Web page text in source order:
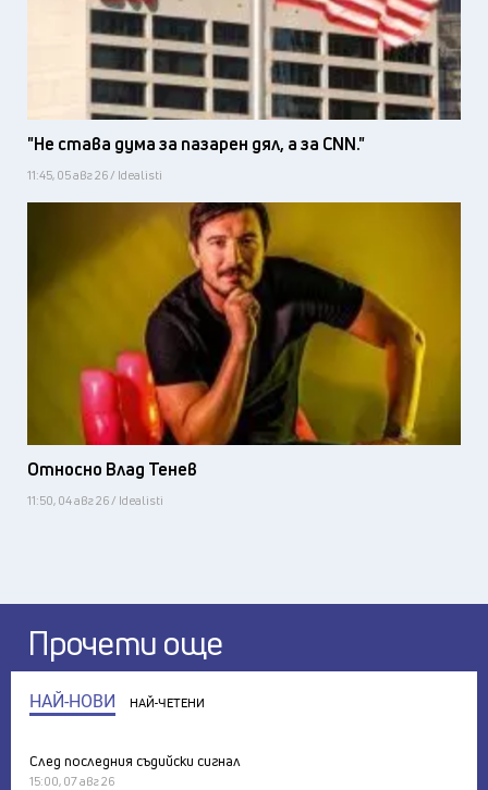
"Не става дума за пазарен дял, а за CNN."
11:45, 05 авг 26 / Idealisti
Относно Влад Тенев
11:50, 04 авг 26 / Idealisti
Прочети още
НАЙ-НОВИ НАЙ-ЧЕТЕНИ
След последния съдийски сигнал
15:00, 07 авг 26